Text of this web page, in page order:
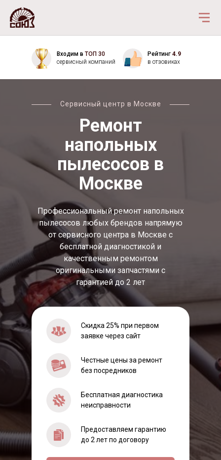
Входим в ТОП 30
сервисный компаний
Рейтинг 4.9
в отзовиках
Ремонт
напольных
пылесосов в
Москве
Сервисный центр в Москве
Профессиональный ремонт напольных
пылесосов любых брендов напрямую
от сервисного центра в Москве с
бесплатной диагностикой и
качественным ремонтом
оригинальными запчастями с
гарантией до 2 лет
Скидка 25% при первом
заявке через сайт
Бесплатная диагностика
неисправности
Честные цены за ремонт
без посредников
Предоставляем гарантию
до 2 лет по договору